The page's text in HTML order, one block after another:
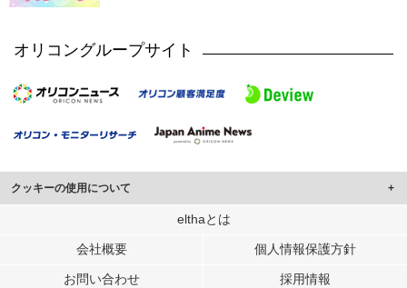
オリコングループサイト
クッキーの使用について
このサイトでは Cookie を使用して、ユーザーに合わせたコンテンツや広告の
行っています。
メディアや広告配信、データ解析の各パートナーに提供しています。
elthaとは
会社概要 個人情報保護方針
お問い合わせ 採用情報